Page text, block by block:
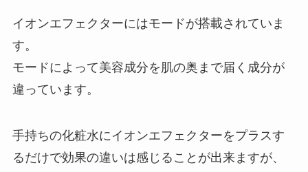
イオンエフェクターにはモードが搭載されていま
す。
モードによって美容成分を肌の奥まで届く成分が
違っています。
手持ちの化粧水にイオンエフェクターをプラスす
るだけで効果の違いは感じることが出来ますが、